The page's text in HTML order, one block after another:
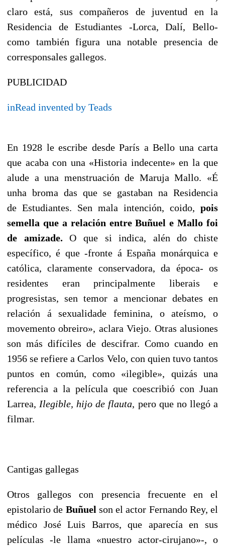
claro está, sus compañeros de juventud en la
Residencia de Estudiantes -Lorca, Dalí, Bello-
como también figura una notable presencia de
corresponsales gallegos.
PUBLICIDAD
inRead invented by Teads
En 1928 le escribe desde París a Bello una carta
que acaba con una «Historia indecente» en la que
alude a una menstruación de Maruja Mallo. «É
unha broma das que se gastaban na Residencia
de Estudiantes. Sen mala intención, coido, pois
semella que a relación entreBuñuel e Mallo foi
de amizade. O que si indica, alén do chiste
específico, é que -fronte á España monárquica e
católica, claramente conservadora, da época- os
residentes eran principalmente liberais e
progresistas, sen temor a mencionar debates en
relación á sexualidade feminina, o ateísmo, o
movemento obreiro», aclara Viejo. Otras alusiones
son más difíciles de descifrar. Como cuando en
1956 se refiere a Carlos Velo, con quien tuvo tantos
puntos en común, como «ilegible», quizás una
referencia a la película que coescribió con Juan
Larrea, Ilegible, hijo de flauta, pero que no llegó a
filmar.
Cantigas gallegas
Otros gallegos con presencia frecuente en el
epistolario de Buñuel son el actor Fernando Rey, el
médico José Luis Barros, que aparecía en sus
películas -le llama «nuestro actor-cirujano»-, o